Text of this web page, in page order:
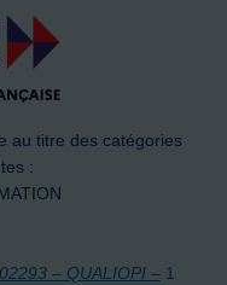
au titre des catégories
:
– QUALIOPI –1